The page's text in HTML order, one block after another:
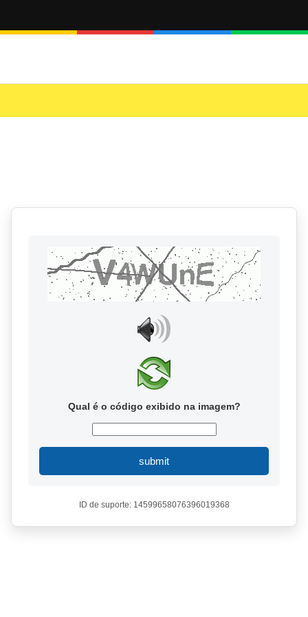
Qual é o código exibido na imagem?
submit
ID de suporte: 14599658076396019368